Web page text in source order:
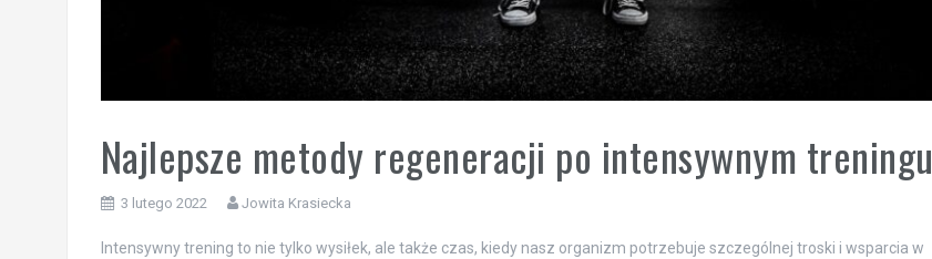
Najlepsze metody regeneracji po intensywnym treningu
3 lutego 2022 Jowita Krasiecka
Intensywny trening to nie tylko wysiłek, ale także czas, kiedy nasz organizm potrzebuje szczególnej troski i wsparcia w